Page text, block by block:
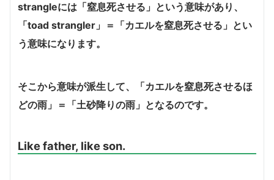
strangleには「窒息死させる」という意味があり、
「toad strangler」＝「カエルを窒息死させる」とい
う意味になります。
そこから意味が派生して、「カエルを窒息死させるほ
どの雨」＝「土砂降りの雨」となるのです。
Like father, like son.